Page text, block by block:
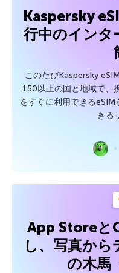
Kaspersky
行中のインタ
このたびKaspersky
150以上の国と地域で、
をすぐに利用できる
きる
App Storeと
し、写真から
の木馬